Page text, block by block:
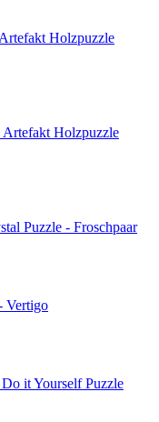
Artefakt Holzpuzzle
Artefakt Holzpuzzle
Puzzle - Froschpaar
Vertigo
Do it Yourself Puzzle